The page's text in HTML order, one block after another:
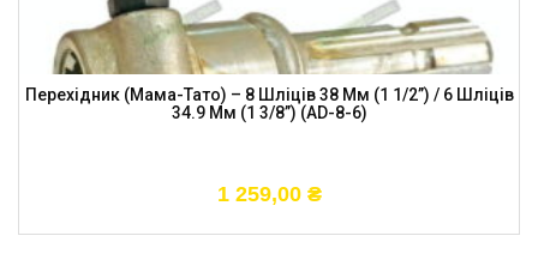
Перехідник (мама-Тато) – 8 Шліців 38 Мм (1 1/2”) / 6 Шліців
34.9 Мм (1 3/8”) (AD-8-6)
1 259,00 ₴